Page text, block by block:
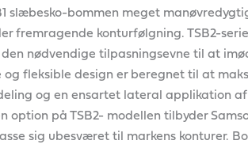
slæbesko-bommen meget
fremragende konturfølgning. TSB2-
nødvendige tilpasningsevne til at
fleksible design er beregnet til at
og en ensartet lateral applikation
på TSB2- modellen tilbyder
sig ubesværet til markens konturer.